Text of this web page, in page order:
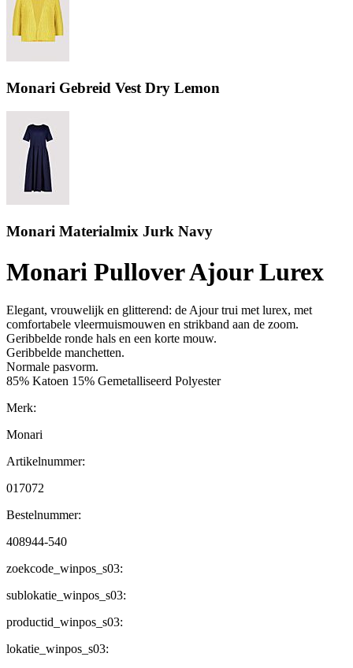
Monari Gebreid Vest Dry Lemon
Monari Materialmix Jurk Navy
Monari Pullover Ajour Lurex
Elegant, vrouwelijk en glitterend: de Ajour trui met lurex, met
comfortabele vleermuismouwen en strikband aan de zoom.
Geribbelde ronde hals en een korte mouw.
Geribbelde manchetten.
Normale pasvorm.
85% Katoen 15% Gemetalliseerd Polyester
Merk:
Monari
Artikelnummer:
017072
Bestelnummer:
408944-540
zoekcode_winpos_s03:
sublokatie_winpos_s03:
productid_winpos_s03:
lokatie_winpos_s03: